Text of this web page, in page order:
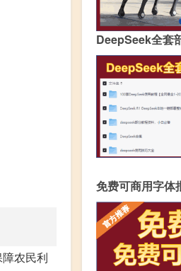
农民利
DeepSeek全套
免费可商用字体